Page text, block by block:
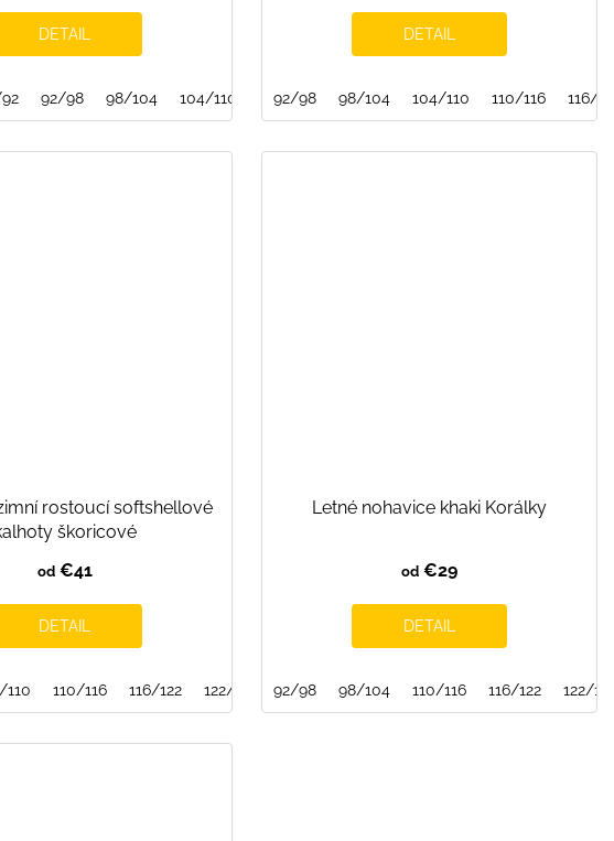
128/134 134/140 140/146 146/152 152/158
DETAIL
92/98 98/104 104/110 110/116 116/122 122/128 128/134 134/140
DETAIL
92/98 98/104 104/110 110/116 116/122
rostoucí softshellové
škoricové
od€41
DETAIL
110 110/116 116/122 122/128 128/134 134/140 140/146 146/152
Letné nohavice khaki Korálky
od €29
DETAIL
92/98 98/104 110/116 116/122 122/128